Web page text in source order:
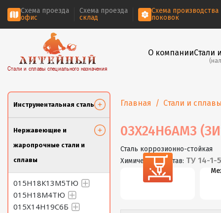
Схема проезда
офис
Схема проезда
склад
Схема производства
поковок
Стали и сплавы специального назначения
О компанииСтали
Инструментальная сталь
Нержавеющие и
жаропрочные стали и
сплавы
015Н18К13М5ТЮ
015Н18М4ТЮ
015Х14Н19С6Б
Главная Стали и
03Х24Н6АМ3
Сталь коррозионно-стойкая
Химический состав: ТУ 14-1-
Резка